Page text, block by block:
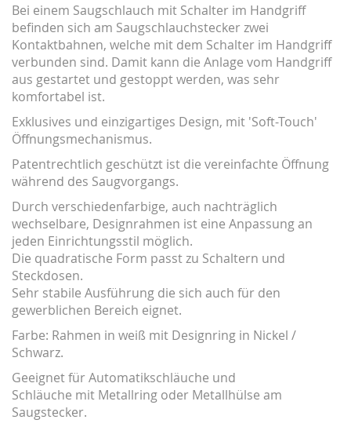
Bei einem Saugschlauch mit Schalter im Handgriff
befinden sich am Saugschlauchstecker zwei
Kontaktbahnen, welche mit dem Schalter im Handgriff
verbunden sind. Damit kann die Anlage vom Handgriff
aus gestartet und gestoppt werden, was sehr
komfortabel ist.
Exklusives und einzigartiges Design, mit 'Soft-Touch'
Öffnungsmechanismus.
Patentrechtlich geschützt ist die vereinfachte Öffnung
während des Saugvorgangs.
Durch verschiedenfarbige, auch nachträglich
wechselbare, Designrahmen ist eine Anpassung an
jeden Einrichtungsstil möglich.
Die quadratische Form passt zu Schaltern und
Steckdosen.
Sehr stabile Ausführung die sich auch für den
gewerblichen Bereich eignet.
Farbe: Rahmen in weiß mit Designring in Nickel /
Schwarz.
Geeignet für Automatikschläuche und
Schläuche mit Metallring oder Metallhülse am
Saugstecker.